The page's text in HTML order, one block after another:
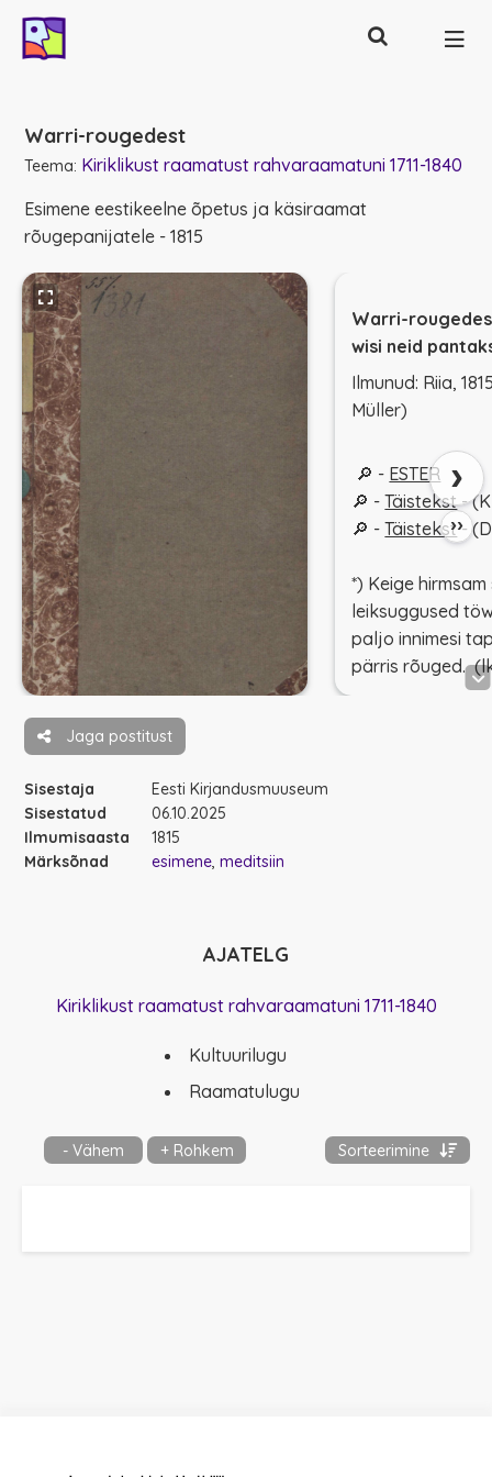
Otsing
Warri-rougedest
Teema: Kiriklikust raamatust rahvaraamatuni 1711-1840
Esimene eestikeelne õpetus ja käsiraamat
rõugepanijatele - 1815
Warri-
wisi neid
Ilmunud: Riia,
Müller)
🔎 - ESTER
🔎 -Täistekst-
🔎 -Täistekst-
*) Keige
leiksuggused
paljo innimesi
pärris rõuged.
››
›
Jaga postitust
Sisestaja
Eesti Kirjandusmuuseum
Sisestatud
06.10.2025
Ilmumisaasta
1815
Märksõnad
esimene meditsiin
AJATELG
Kiriklikust raamatust rahvaraamatuni 1711-1840
Kultuurilugu
Raamatulugu
- Vähem + Rohkem Sorteerimine